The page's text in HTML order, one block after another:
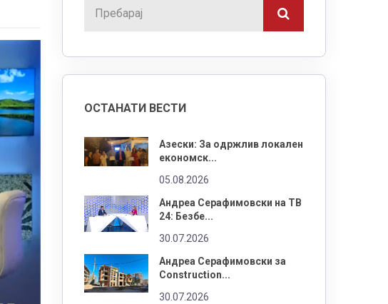
ОСТАНАТИ ВЕСТИ
Азески: За одржлив локален
економск...
05.08.2026
Андреа Серафимовски на ТВ
24: Безбе...
30.07.2026
Андреа Серафимовски за
Construction...
30.07.2026